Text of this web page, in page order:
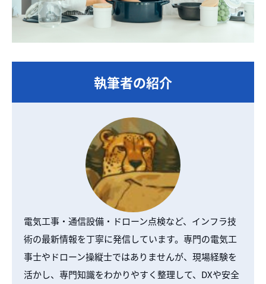
執筆者の紹介
電気工事・通信設備・ドローン点検など、インフラ技
術の最新情報を丁寧に発信しています。専門の電気工
事士やドローン操縦士ではありませんが、現場経験を
活かし、専門知識をわかりやすく整理して、DXや安全